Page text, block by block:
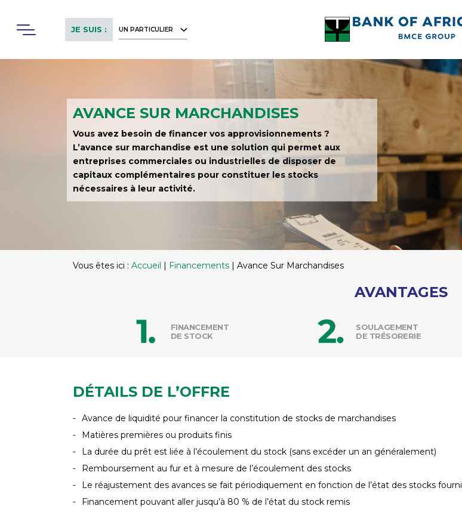
mainMenu JE SUIS : UN PARTICULIER
AVANCE SUR MARCHANDISES
Vous avez besoin de financer vos approvisionnements ?
L’avance sur marchandise est une solution qui permet aux
entreprises commerciales ou industrielles de disposer de
capitaux complémentaires pour constituer les stocks
nécessaires à leur activité.
Vous êtes ici : Accueil | Financements |Avance Sur Marchandises
AVANTAGES
FINANCEMENT
DE STOCK
SOULAGEMENT
DE TRÉSORERIE
DÉTAILS DE L’OFFRE
Avance de liquidité pour financer la constitution de stocks de marchandises
Matières premières ou produits finis
La durée du prêt est liée à l’écoulement du stock (sans excéder un an généralement)
Remboursement au fur et à mesure de l’écoulement des stocks
Le réajustement des avances se fait périodiquement en fonction de l’état des stocks fourni
Financement pouvant aller jusqu’à 80 % de l’état du stock remis